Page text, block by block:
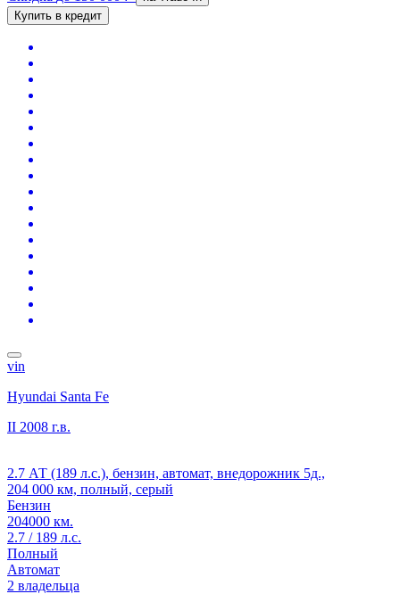
Купить в кредит
vin
Hyundai Santa Fe
II 2008 г.в.
2.7 АТ (189 л.с.), бензин, автомат, внедорожник 5д.,
204 000 км, полный, серый
Бензин
204000 км.
2.7 / 189 л.с.
Полный
Автомат
2 владельца